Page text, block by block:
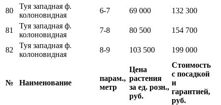
80
Туя западная ф.
колоновидная
6-7 69 000 132 300
81
Туя западная ф.
колоновидная
7-8 80 500 154 700
82
Туя западная ф.
колоновидная
8-9 103 500 199 000
№ Наименование
парам.,
метр
Цена
растения
за ед. розн.,
руб.
Стоимость
с посадкой
и
гарантией,
руб.